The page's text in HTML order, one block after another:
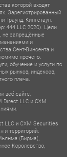
которой входят
Зарегистрированный
Граунд, Кингстаун,
444 LLC 2020). Цели
не запрещённые
и
Сент-Винсента и
прочего:
обучение и услуги по
рынков, индексов,
плеча.
веб-сайте,
Direct LLC и CXM
LLC и CXM Securities
и территорий:
(Бирма),
Королевство,